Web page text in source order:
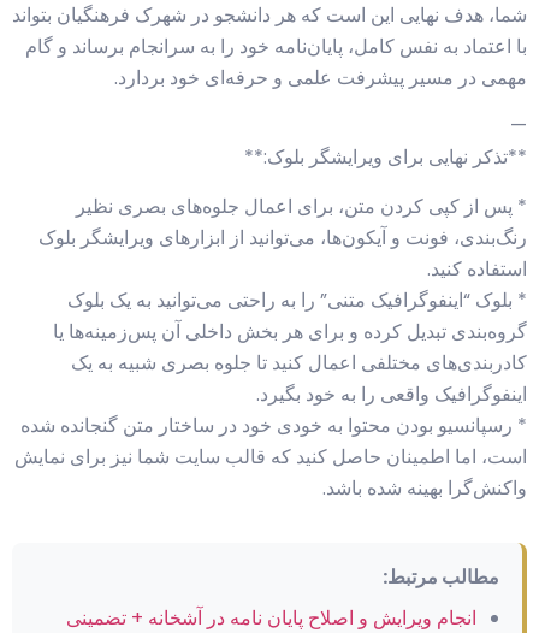
شما، هدف نهایی این است که هر دانشجو در شهرک فرهنگیان بتواند
با اعتماد به نفس کامل، پایان‌نامه خود را به سرانجام برساند و گام
مهمی در مسیر پیشرفت علمی و حرفه‌ای خود بردارد.
—
**تذکر نهایی برای ویرایشگر بلوک:**
* پس از کپی کردن متن، برای اعمال جلوه‌های بصری نظیر
رنگ‌بندی، فونت و آیکون‌ها، می‌توانید از ابزارهای ویرایشگر بلوک
استفاده کنید.
* بلوک “اینفوگرافیک متنی” را به راحتی می‌توانید به یک بلوک
گروه‌بندی تبدیل کرده و برای هر بخش داخلی آن پس‌زمینه‌ها یا
کادربندی‌های مختلفی اعمال کنید تا جلوه بصری شبیه به یک
اینفوگرافیک واقعی را به خود بگیرد.
* رسپانسیو بودن محتوا به خودی خود در ساختار متن گنجانده شده
است، اما اطمینان حاصل کنید که قالب سایت شما نیز برای نمایش
واکنش‌گرا بهینه شده باشد.
مطالب مرتبط:
انجام ویرایش و اصلاح پایان نامه در آشخانه + تضمینی